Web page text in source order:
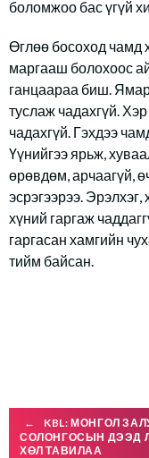
боломжоо бас үгүй
Өглөө босоход чамд
маргааш болохоос
ганцаараа биш.
туслаж чадахгүй.
чадахгүй. Гэхдээ
Үүнийгээ ярьж,
өрөвдөм, арчаагүй,
эсрэгээрээ. Эрэлхэг,
хүний гаргаж
гаргасан хамгийн
тийм байсан.
Post
←
KBL: МОНГОЛ
СОЛОНГОСЫН ДЭЭД
ХӨЛ ТАВИЛАА